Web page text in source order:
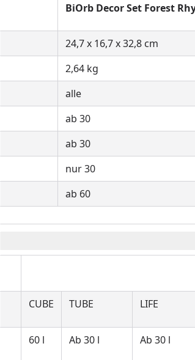
BiOrb Decor Set Forest
24,7 x 16,7 x 32,8 cm
2,64 kg
alle
ab 30
ab 30
nur 30
ab 60
Geeignet für
CUBE TUBE LIFE
60 l Ab 30 l Ab 30 l